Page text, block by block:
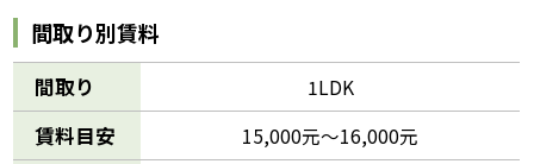
間取り別賃料
間取り 1LDK
賃料目安 15,000元～16,000元